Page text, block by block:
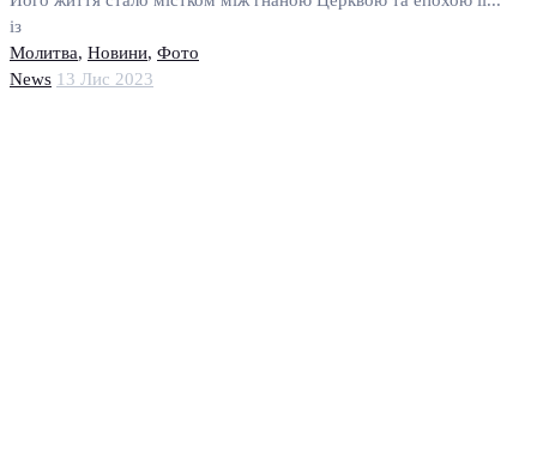
із
Молитва, Новини, Фото
News 13 Лис 2023